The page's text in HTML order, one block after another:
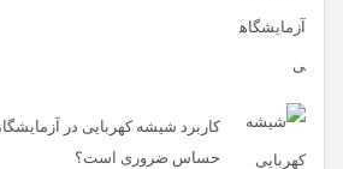
کاربرد شیشه کهربایی در
حساس ضروری است؟